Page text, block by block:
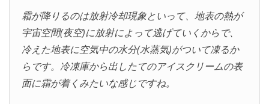
霜が降りるのは放射冷却現象といって、地表の熱が
宇宙空間(夜空)に放射によって逃げていくからで、
冷えた地表に空気中の水分(水蒸気)がついて凍るか
らです。冷凍庫から出したてのアイスクリームの表
面に霜が着くみたいな感じですね。